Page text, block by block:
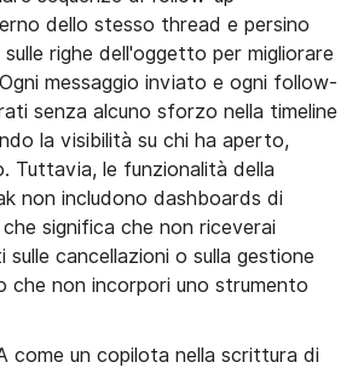
dello stesso thread e persino
righe dell'oggetto per migliorare
messaggio inviato e ogni follow-
senza alcuno sforzo nella timeline
la visibilità su chi ha aperto,
Tuttavia, le funzionalità della
non includono dashboards di
significa che non riceverai
cancellazioni o sulla gestione
che non incorpori uno strumento
come un copilota nella scrittura di